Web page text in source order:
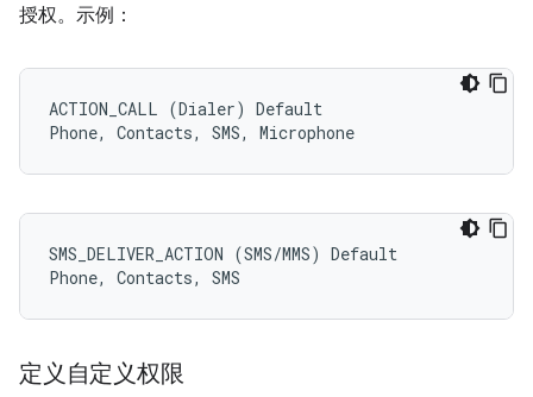
授权。示例：
ACTION_CALL (Dialer) Default
SMS_DELIVER_ACTION (SMS/MMS) Default
定义自定义权限